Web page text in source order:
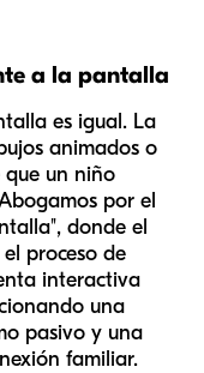
a la pantalla
es igual. La
animados o
que un niño
por el
donde el
proceso de
interactiva
una
pasivo y una
familiar.